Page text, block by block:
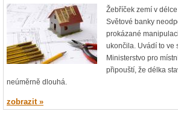
Žebříček zemí v
Světové banky
prokázané
ukončila. Uvádí to ve
Ministerstvo pro
připouští, že délka
neúměrně dlouhá.
zobrazit »